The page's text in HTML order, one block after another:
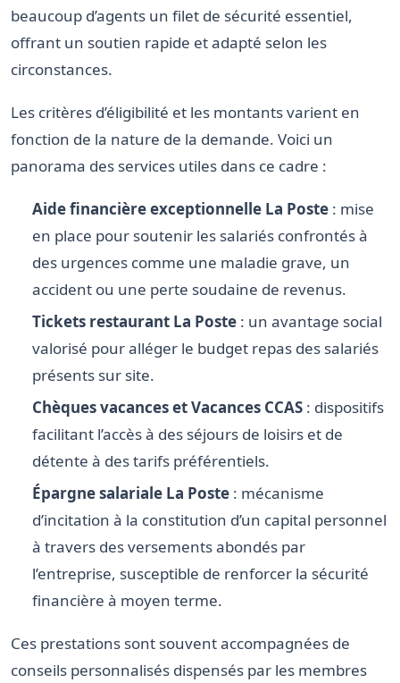
beaucoup d’agents un filet de sécurité essentiel,
offrant un soutien rapide et adapté selon les
circonstances.
Les critères d’éligibilité et les montants varient en
fonction de la nature de la demande. Voici un
panorama des services utiles dans ce cadre :
Aide financière exceptionnelle La Poste : mise
en place pour soutenir les salariés confrontés à
des urgences comme une maladie grave, un
accident ou une perte soudaine de revenus.
Tickets restaurant La Poste : un avantage social
valorisé pour alléger le budget repas des salariés
présents sur site.
Chèques vacances et Vacances CCAS : dispositifs
facilitant l’accès à des séjours de loisirs et de
détente à des tarifs préférentiels.
Épargne salariale La Poste : mécanisme
d’incitation à la constitution d’un capital personnel
à travers des versements abondés par
l’entreprise, susceptible de renforcer la sécurité
financière à moyen terme.
Ces prestations sont souvent accompagnées de
conseils personnalisés dispensés par les membres